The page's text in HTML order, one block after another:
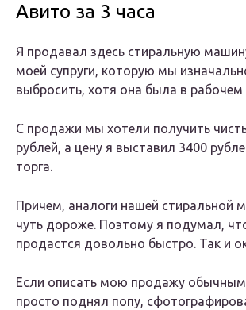
Авито за 3 часа
Я продавал здесь стиральную
моей супруги, которую мы
выбросить, хотя она была в рабочем
С продажи мы хотели получить
рублей, а цену я выставил 3400
торга.
Причем, аналоги нашей стиральной
чуть дороже. Поэтому я подумал,
продастся довольно быстро. Так и
Если описать мою продажу
просто поднял попу,